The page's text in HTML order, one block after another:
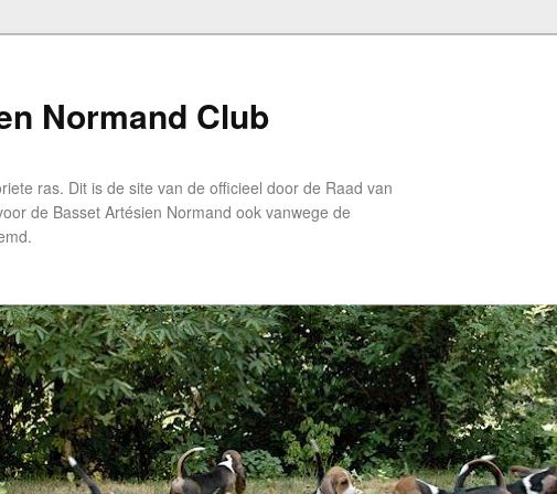
Normand Club
ras. Dit is de site van de officieel door de Raad van
de Basset Artésien Normand ook vanwege de